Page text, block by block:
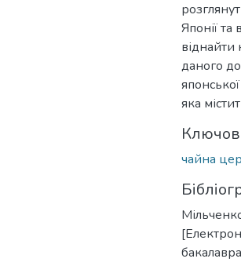
Японії
даного
яка
чайна